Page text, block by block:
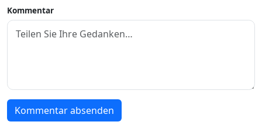
Kommentar
Kommentar absenden